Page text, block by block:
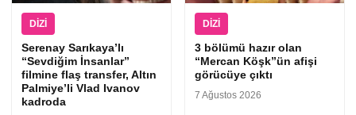
DIZI
Serenay Sarıkaya’lı
“Sevdiğim İnsanlar”
filmine flaş transfer, Altın
Palmiye’li Vlad Ivanov
kadroda
DIZI
3 bölümü hazır olan
“Mercan Köşk”ün afişi
görücüye çıktı
7 Ağustos 2026